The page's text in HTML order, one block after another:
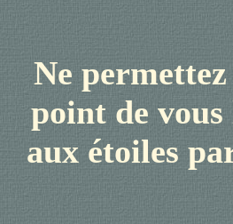
Ne
point de
aux étoiles